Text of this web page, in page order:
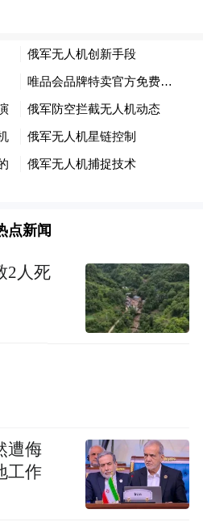
机入侵事件，或与“西
关，该军演使北约国家
社报道，“西部-2025”联
至16日在白俄罗斯境内
运用军队集群以确保联
的使用准备。
，由于俄白军演，波兰
俄罗斯的边界，包括铁
行政部长凯尔温斯基11
人机拦截行动是俄乌冲
次开火”，俄方或借该事
点新闻
2人死
遭侮
工作